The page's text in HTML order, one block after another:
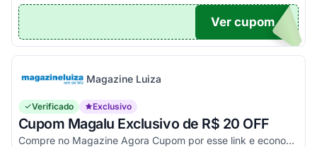
TICO
Ver cupom
Magazine Luiza
Verificado Exclusivo
Cupom Magalu Exclusivo de R$ 20 OFF
Compre no Magazine Agora Cupom por esse link e economize R$ 20 na compra de produtos acima de R$ 999 vendidos e entregues por Magazine Luiza. Economize!